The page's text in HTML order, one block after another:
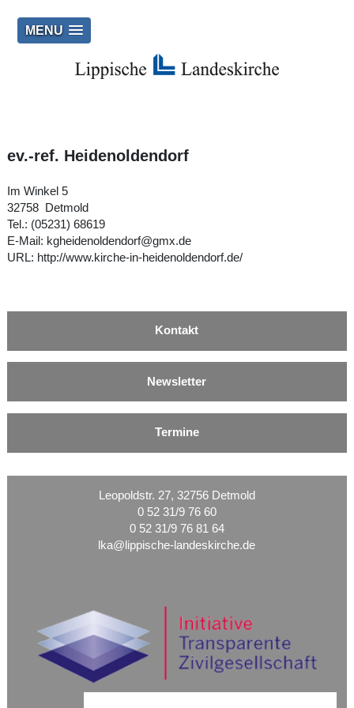
MENU
ev.-ref. Heidenoldendorf
Im Winkel 5
32758 Detmold
Tel.: (05231) 68619
E‑Mail: kgheidenoldendorf@gmx.de
URL: http://www.kirche-in-heidenoldendorf.de/
Kontakt
Newsletter
Termine
Leopoldstr. 27, 32756 Detmold
0 52 31/9 76 60
0 52 31/9 76 81 64
lka@lippische-landeskirche.de